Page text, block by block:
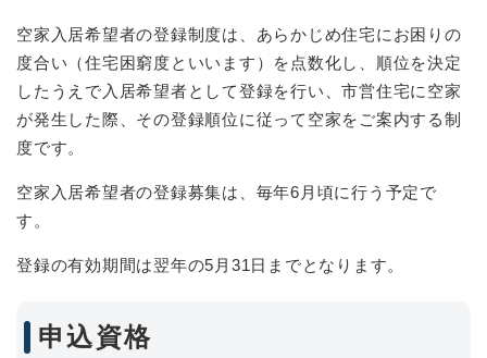
空家入居希望者の登録制度は、あらかじめ住宅にお困りの
度合い（住宅困窮度といいます）を点数化し、順位を決定
したうえで入居希望者として登録を行い、市営住宅に空家
が発生した際、その登録順位に従って空家をご案内する制
度です。
空家入居希望者の登録募集は、毎年6月頃に行う予定で
す。
登録の有効期間は翌年の5月31日までとなります。
申込資格